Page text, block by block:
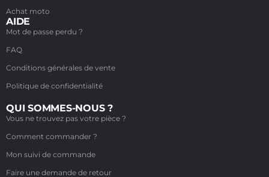
Achat moto
AIDE
Mot de passe perdu ?
FAQ
Conditions générales de vente
Politique de confidentialité
QUI SOMMES-NOUS ?
Vous ne trouvez pas votre pièce ?
Comment commander ?
Mon suivi de commande
Faire une demande de retour